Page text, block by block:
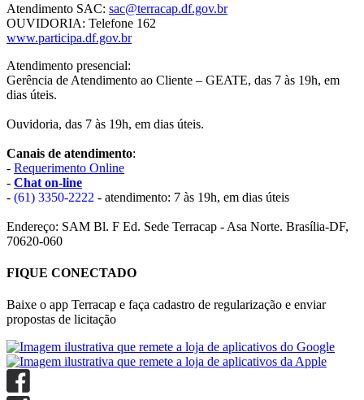
Atendimento SAC: sac@terracap.df.gov.br
OUVIDORIA: Telefone 162
www.participa.df.gov.br
Atendimento presencial:
Gerência de Atendimento ao Cliente – GEATE, das 7 às 19h, em
dias úteis.
Ouvidoria, das 7 às 19h, em dias úteis.
Canais de atendimento:
- Requerimento Online
- Chat on-line
- (61) 3350-2222 - atendimento: 7 às 19h, em dias úteis
Endereço: SAM Bl. F Ed. Sede Terracap - Asa Norte. Brasília-DF,
70620-060
FIQUE CONECTADO
Baixe o app Terracap e faça cadastro de regularização e enviar
propostas de licitação